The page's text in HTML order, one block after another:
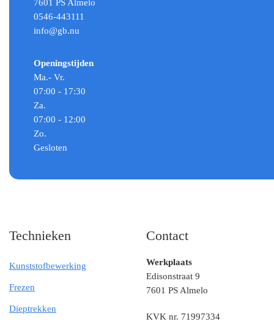
7601 PS Almelo
0546-443111
info@gb.nu
Openingstijden
Ma.- Vr.
07:00 - 17:30
Za.
07:00 - 12:00
Zo.
Gesloten
Technieken
Kunststofbewerking
Frezen
Dieptrekken
Contact
Werkplaats
Edisonstraat 9
7601 PS Almelo
KVK nr. 71997334